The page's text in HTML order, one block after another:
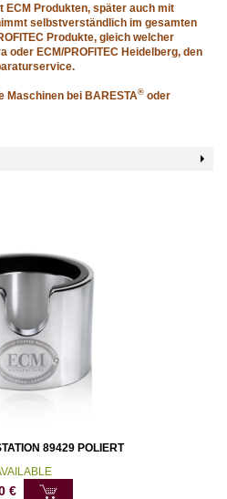
ECM Produkten, später auch mit
selbstverständlich im gesamten
Produkte, gleich welcher
oder ECM/PROFITEC Heidelberg, den
Maschinen bei BARESTA® oder
89429 POLIERT
€